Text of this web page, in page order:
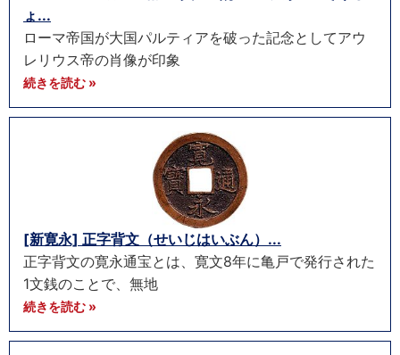
ょ...
ローマ帝国が大国パルティアを破った記念としてアウ
レリウス帝の肖像が印象
続きを読む »
[新寛永] 正字背文（せいじはいぶん）...
正字背文の寛永通宝とは、寛文8年に亀戸で発行された
1文銭のことで、無地
続きを読む »